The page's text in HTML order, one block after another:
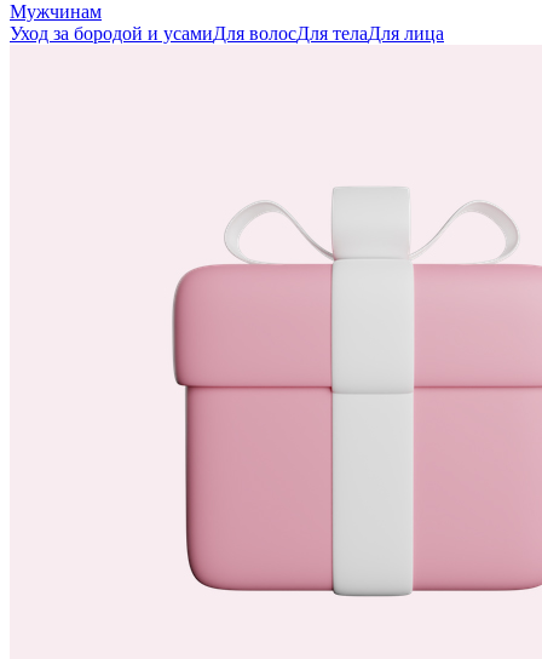
Мужчинам
Уход за бородой и усамиДля волосДля телаДля лица